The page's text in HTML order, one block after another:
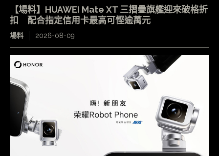
【場料】HUAWEI Mate XT 三摺疊旗艦迎來破格折
扣 配合指定信用卡最高可慳逾萬元
場料 2026-08-09